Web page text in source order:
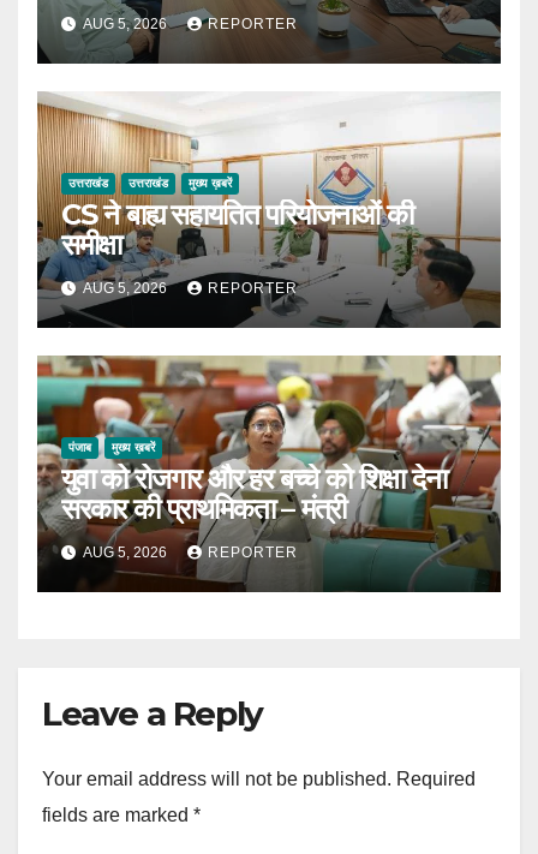
AUG 5, 2026 REPORTER
उत्तराखंड उत्तराखंड मुख्य ख़बरें
CS ने बाह्य सहायतित परियोजनाओं की
समीक्षा
AUG 5, 2026 REPORTER
पंजाब मुख्य ख़बरें
युवा को रोजगार और हर बच्चे को शिक्षा देना
सरकार की प्राथमिकता – मंत्री
AUG 5, 2026 REPORTER
Leave a Reply
Your email address will not be published. Required
fields are marked *